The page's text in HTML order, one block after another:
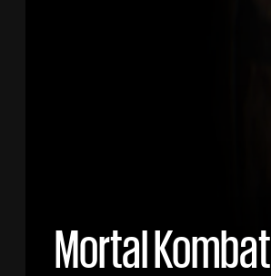
Mortal Kombat